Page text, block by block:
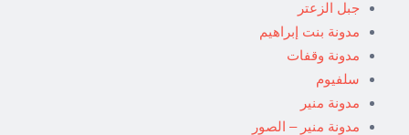
جبل الزعتر
مدونة بنت إبراهيم
مدونة وقفات
سلفيوم
مدونة منير
مدونة منير – الصور